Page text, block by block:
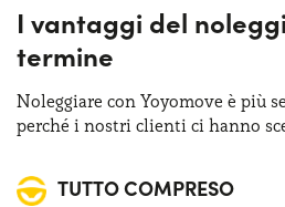
Alimentazione:Diesel
Cambio: Automatico
Posti auto:5
Altezza: 149 cm
Bagagliaio (max):
Bagagliaio (min): 495 lt
I vantaggi del
termine
Noleggiare con Yoyomove è più
perché i nostri clienti ci hanno
TUTTO COMPRESO